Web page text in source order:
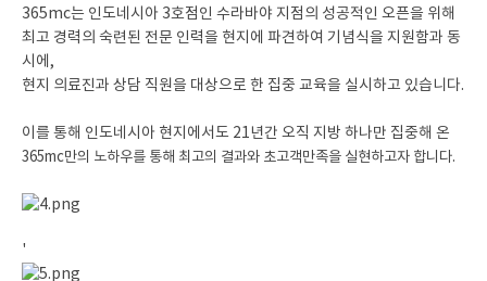
365mc는 인도네시아 3호점인 수라바야 지점의 성공적인 오픈을 위해
최고 경력의 숙련된 전문 인력을 현지에 파견하여 기념식을 지원함과 동
시에,
현지 의료진과 상담 직원을 대상으로 한 집중 교육을 실시하고 있습니다.
이를 통해 인도네시아 현지에서도 21년간 오직 지방 하나만 집중해 온
365mc만의 노하우를 통해 최고의 결과와 초고객만족을 실현하고자 합니다.
'